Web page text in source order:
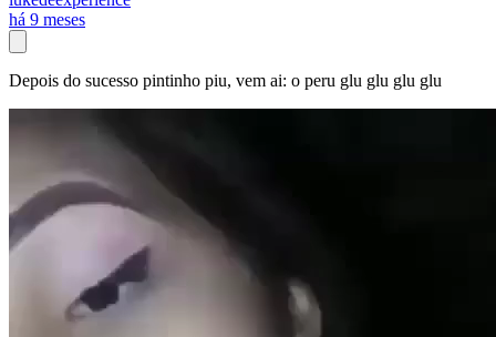
há 9 meses
Depois do sucesso pintinho piu, vem ai: o peru glu glu glu glu